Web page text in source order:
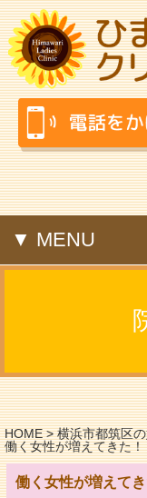
▼ MENU
HOME>横浜市都筑区
働く女性が増えてきた！
働く女性が増えてき